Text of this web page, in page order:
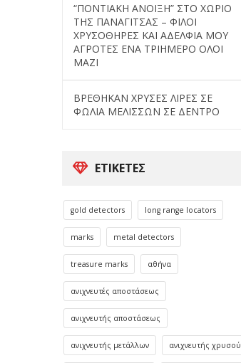
“ΠΟΝΤΙΑΚΗ ΑΝΟΙΞΗ” ΣΤΟ ΧΩΡΙΟ
ΤΗΣ ΠΑΝΑΓΙΤΣΑΣ – ΦΙΛΟΙ
ΧΡΥΣΟΘΗΡΕΣ ΚΑΙ ΑΔΕΛΦΙΑ ΜΟΥ
ΑΓΡΟΤΕΣ ΕΝΑ ΤΡΙΗΜΕΡΟ ΟΛΟΙ
ΜΑΖΙ
ΒΡΕΘΗΚΑΝ ΧΡΥΣΕΣ ΛΙΡΕΣ ΣΕ
ΦΩΛΙΑ ΜΕΛΙΣΣΩΝ ΣΕ ΔΕΝΤΡΟ
ΕΤΙΚΈΤΕΣ
gold detectors long range locators
marks metal detectors
treasure marks αθήνα
ανιχνευτές αποστάσεως
ανιχνευτής αποστάσεως
ανιχνευτής μετάλλων ανιχνευτής χρυσού